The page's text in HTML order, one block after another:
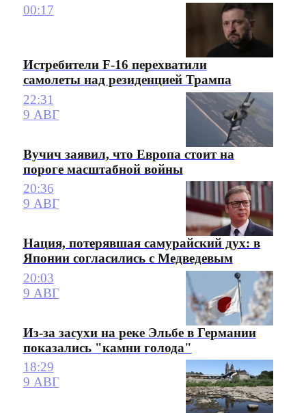
00:17
Истребители F-16 перехватили
самолеты над резиденцией Трампа
22:31
9 АВГ
Вучич заявил, что Европа стоит на
пороге масштабной войны
20:36
9 АВГ
Нация, потерявшая самурайский дух: в
Японии согласились с Медведевым
20:03
9 АВГ
Из-за засухи на реке Эльбе в Германии
показались "камни голода"
18:29
9 АВГ